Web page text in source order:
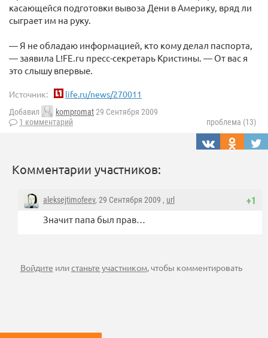
касающейся подготовки вывоза Дени в Америку, вряд ли
сыграет им на руку.
— Я не обладаю информацией, кто кому делал паспорта,
— заявила L!FE.ru пресс-секретарь Кристины. — От вас я
это слышу впервые.
Источник: life.ru/news/270011
Добавил kompromat29 Сентября 2009
1 комментарий
проблема (13)
Комментарии участников:
+1
aleksejtimofeev, 29 Сентября 2009 , url
Значит папа был прав…
Войдите илистаньте участником, чтобы комментировать